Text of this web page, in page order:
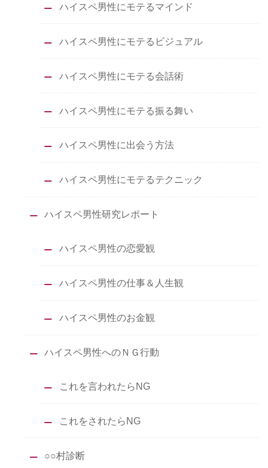
ハイスペ男性にモテるマインド
ハイスペ男性にモテるビジュアル
ハイスペ男性にモテる会話術
ハイスペ男性にモテる振る舞い
ハイスペ男性に出会う方法
ハイスペ男性にモテるテクニック
ハイスペ男性研究レポート
ハイスペ男性の恋愛観
ハイスペ男性の仕事＆人生観
ハイスペ男性のお金観
ハイスペ男性へのＮＧ行動
これを言われたらNG
これをされたらNG
○○村診断